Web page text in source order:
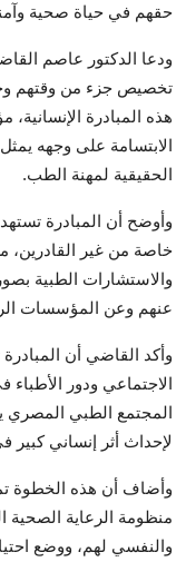
حقهم في حياة صحية
ودعا الدكتور عاصم
تخصيص جزء من وقتهم
هذه المبادرة
الابتسامة على وجهه
الحقيقية لمهنة الطب.
وأوضح أن المبادرة
خاصة من غير القادرين،
والاستشارات الطبية
عنهم وعن المؤسسات
وأكد القاضي أن
الاجتماعي ودور الأطباء
المجتمع الطبي المصري
لإحداث أثر إنساني كبير
وأضاف أن هذه الخطوة
منظومة الرعاية الصحية
والنفسي لهم، ووضع